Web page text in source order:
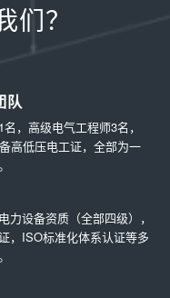
们？
队
，高级电气工程师3名，
高低压电工证，全部为一
力设备资质（全部四级），
，ISO标准化体系认证等多